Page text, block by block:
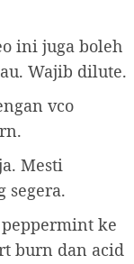
ini juga boleh
Wajib dilute.
vco
Mesti
segera.
peppermint ke
burn dan acid